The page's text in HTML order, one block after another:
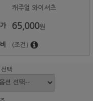
캐주얼 와이셔츠
65,000원
(조건)
선택